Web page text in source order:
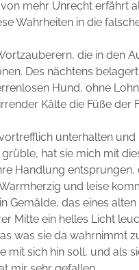
mehr Unrecht erfährt
Wahrheiten in die
die in den
Des nächtens
Hund, ohne
Kälte die Füße der
unterhalten
hat sie mich mit
Handlung
und leise
Gemälde, das eines
Mitte ein helles Licht
was sie da wahrnimmt
mit sich hin soll, und als